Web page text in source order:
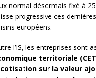
normal désormais fixé à
progressive ces
européens.
l’IS, les entreprises sont
territoriale
cotisation sur la valeur